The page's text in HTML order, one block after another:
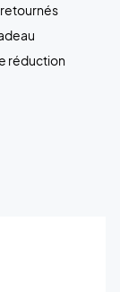
réduction